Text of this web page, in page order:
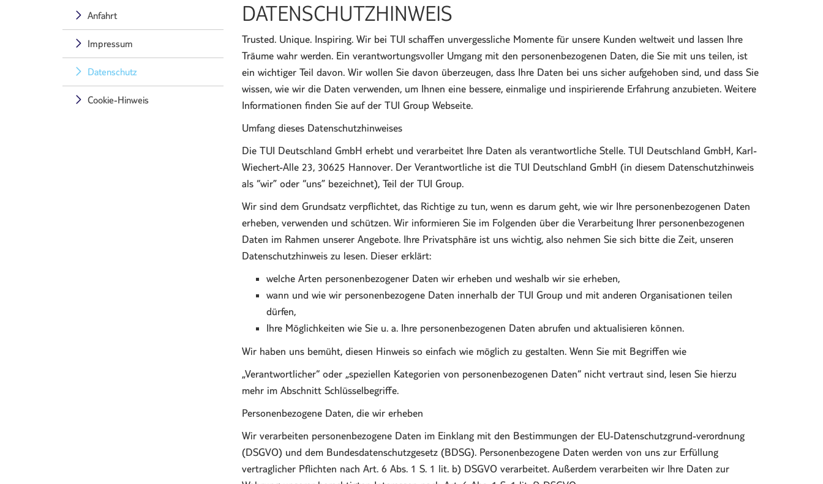
DATENSCHUTZHINWEIS
Trusted. Unique. Inspiring. Wir bei TUI schaffen unvergessliche Momente für unsere Kunden weltweit und lassen Ihre
Träume wahr werden. Ein verantwortungsvoller Umgang mit den personenbezogenen Daten, die Sie mit uns teilen, ist
ein wichtiger Teil davon. Wir wollen Sie davon überzeugen, dass Ihre Daten bei uns sicher aufgehoben sind, und dass Sie
wissen, wie wir die Daten verwenden, um Ihnen eine bessere, einmalige und inspirierende Erfahrung anzubieten. Weitere
Informationen finden Sie auf der TUI Group Webseite.
Umfang dieses Datenschutzhinweises
Die TUI Deutschland GmbH erhebt und verarbeitet Ihre Daten als verantwortliche Stelle. TUI Deutschland GmbH, Karl-
Wiechert-Alle 23, 30625 Hannover. Der Verantwortliche ist die TUI Deutschland GmbH (in diesem Datenschutzhinweis
als “wir” oder “uns” bezeichnet), Teil der TUI Group.
Wir sind dem Grundsatz verpflichtet, das Richtige zu tun, wenn es darum geht, wie wir Ihre personenbezogenen Daten
erheben, verwenden und schützen. Wir informieren Sie im Folgenden über die Verarbeitung Ihrer personenbezogenen
Daten im Rahmen unserer Angebote. Ihre Privatsphäre ist uns wichtig, also nehmen Sie sich bitte die Zeit, unseren
Datenschutzhinweis zu lesen. Dieser erklärt:
welche Arten personenbezogener Daten wir erheben und weshalb wir sie erheben,
wann und wie wir personenbezogene Daten innerhalb der TUI Group und mit anderen Organisationen teilen
dürfen,
Ihre Möglichkeiten wie Sie u. a. Ihre personenbezogenen Daten abrufen und aktualisieren können.
Wir haben uns bemüht, diesen Hinweis so einfach wie möglich zu gestalten. Wenn Sie mit Begriffen wie
„Verantwortlicher“ oder „speziellen Kategorien von personenbezogenen Daten“ nicht vertraut sind, lesen Sie hierzu
mehr im Abschnitt Schlüsselbegriffe.
Personenbezogene Daten, die wir erheben
Wir verarbeiten personenbezogene Daten im Einklang mit den Bestimmungen der EU-Datenschutzgrund-verordnung
(DSGVO) und dem Bundesdatenschutzgesetz (BDSG). Personenbezogene Daten werden von uns zur Erfüllung
vertraglicher Pflichten nach Art. 6 Abs. 1 S. 1 lit. b) DSGVO verarbeitet. Außerdem verarbeiten wir Ihre Daten zur
Anfahrt
Impressum
Datenschutz
Cookie-Hinweis